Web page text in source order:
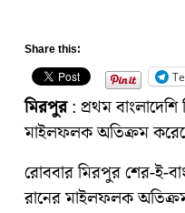
Share this:
মিরপুর: প্রথম বাংলাদেশি
মাইলফলক অতিক্রম
রোববার মিরপুর শের-ই-
রানের মাইলফলক